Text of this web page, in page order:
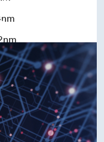
Controller
180nm